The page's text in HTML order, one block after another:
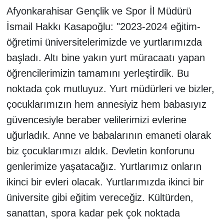
Afyonkarahisar Gençlik ve Spor İl Müdürü
İsmail Hakkı Kasapoğlu: "2023-2024 eğitim-
öğretimi üniversitelerimizde ve yurtlarımızda
başladı. Altı bine yakın yurt müracaatı yapan
öğrencilerimizin tamamını yerleştirdik. Bu
noktada çok mutluyuz. Yurt müdürleri ve bizler,
çocuklarımızın hem annesiyiz hem babasıyız
güvencesiyle beraber velilerimizi evlerine
uğurladık. Anne ve babalarının emaneti olarak
biz çocuklarımızı aldık. Devletin konforunu
genlerimize yaşatacağız. Yurtlarımız onların
ikinci bir evleri olacak. Yurtlarımızda ikinci bir
üniversite gibi eğitim vereceğiz. Kültürden,
sanattan, spora kadar pek çok noktada